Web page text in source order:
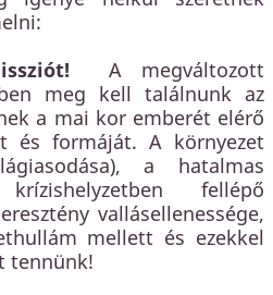
A megváltozott
meg kell találnunk az
a mai kor emberét elérő
és formáját. A környezet
a hatalmas
fellépő
vallásellenessége,
mellett és ezekkel
tennünk!